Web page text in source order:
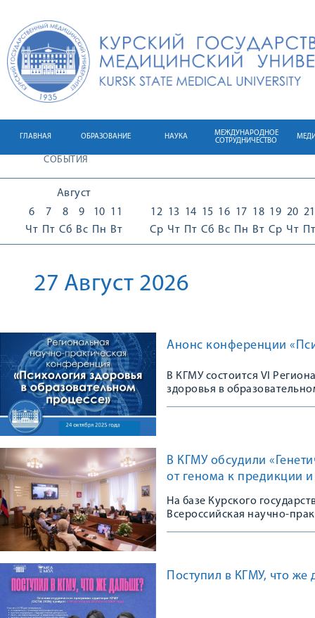
ГЛАВНАЯ ОБРАЗОВАНИЕ НАУКА
МЕЖДУНАРОДНОЕ
СОТРУДНИЧЕСТВО
СОБЫТИЯ
Август
6
Чт
7
Пт
8
Сб
9
Вс
10
Пн
11
Вт
12
Ср
13
Чт
14
Пт
15
Сб
16
Вс
17
Пн
18
Вт
19
Ср
20
Чт
21
Пт
27 Август 2026
Анонс конференции
В КГМУ состоится VI
здоровья в
В КГМУ обсудили
от генома к предикции
На базе Курского
Всероссийская научно-
Поступил в КГМУ, что же